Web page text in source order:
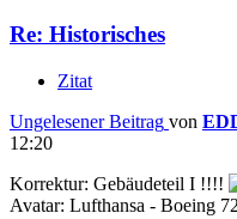
Re: Historisches
Zitat
Ungelesener Beitrag von
12:20
Korrektur: Gebäudeteil I !!!!
Avatar: Lufthansa - Boeing